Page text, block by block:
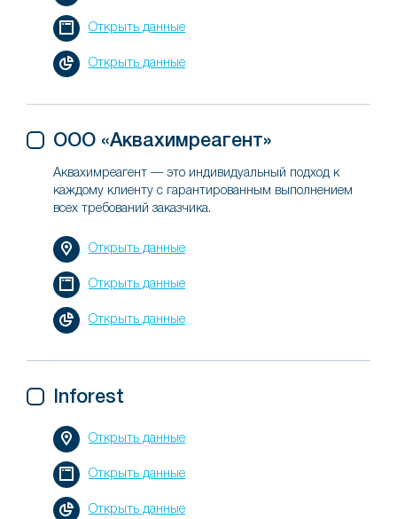
Открыть данные
Открыть данные
ООО «Аквахимреагент»
Аквахимреагент — это индивидуальный подход к
каждому клиенту с гарантированным выполнением
всех требований заказчика.
Открыть данные
Открыть данные
Открыть данные
Inforest
Открыть данные
Открыть данные
Открыть данные